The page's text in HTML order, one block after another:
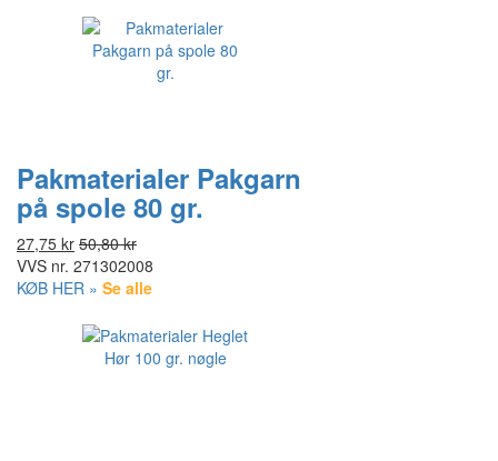
Pakmaterialer Pakgarn
på spole 80 gr.
27,75 kr 50,80 kr
VVS nr. 271302008
KØB HER » Se alle